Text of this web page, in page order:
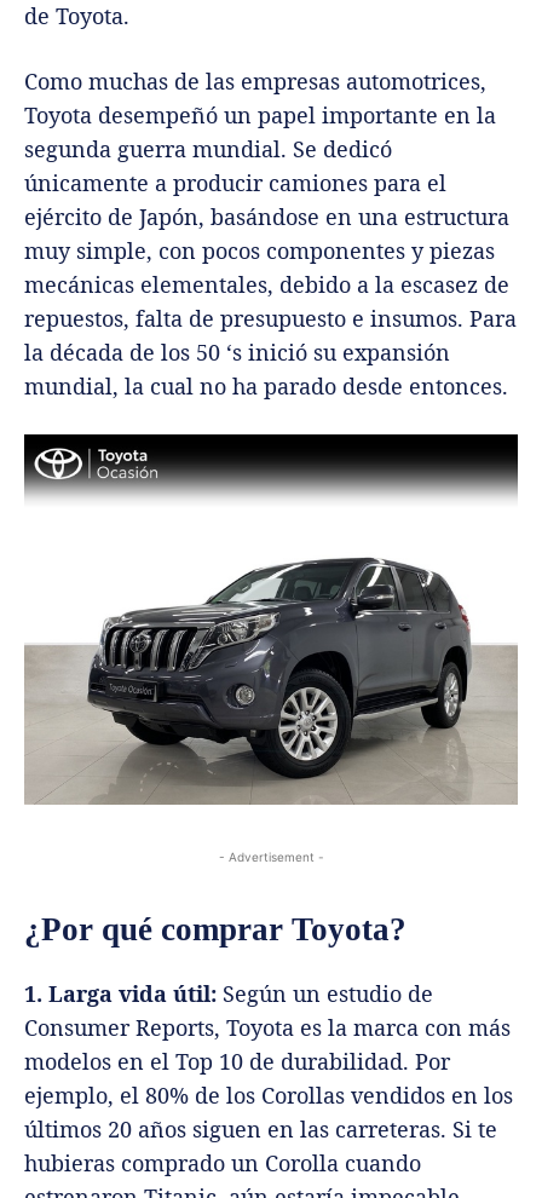
de Toyota.
Como muchas de las empresas automotrices,
Toyota desempeñó un papel importante en la
segunda guerra mundial. Se dedicó
únicamente a producir camiones para el
ejército de Japón, basándose en una estructura
muy simple, con pocos componentes y piezas
mecánicas elementales, debido a la escasez de
repuestos, falta de presupuesto e insumos. Para
la década de los 50 ‘s inició su expansión
mundial, la cual no ha parado desde entonces.
- Advertisement -
¿Por qué comprar Toyota?
1. Larga vida útil: Según un estudio de
Consumer Reports, Toyota es la marca con más
modelos en el Top 10 de durabilidad. Por
ejemplo, el 80% de los Corollas vendidos en los
últimos 20 años siguen en las carreteras. Si te
hubieras comprado un Corolla cuando